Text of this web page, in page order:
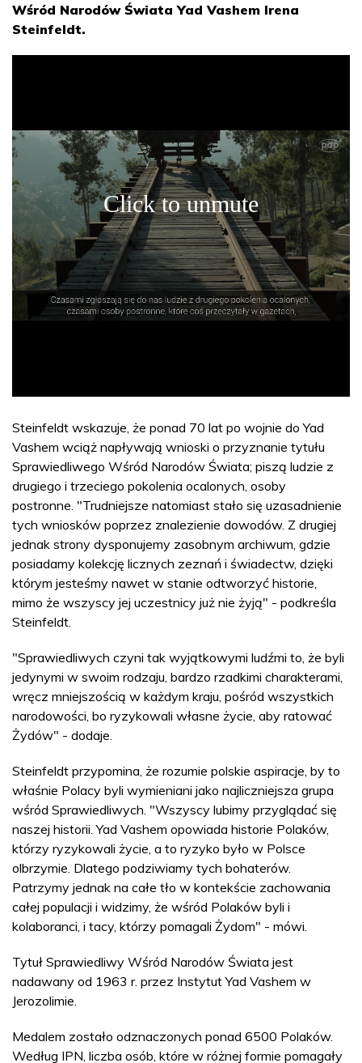
Wśród Narodów Świata Yad Vashem Irena
Steinfeldt.
Steinfeldt wskazuje, że ponad 70 lat po wojnie do Yad
Vashem wciąż napływają wnioski o przyznanie tytułu
Sprawiedliwego Wśród Narodów Świata; piszą ludzie z
drugiego i trzeciego pokolenia ocalonych, osoby
postronne. "Trudniejsze natomiast stało się uzasadnienie
tych wniosków poprzez znalezienie dowodów. Z drugiej
jednak strony dysponujemy zasobnym archiwum, gdzie
posiadamy kolekcję licznych zeznań i świadectw, dzięki
którym jesteśmy nawet w stanie odtworzyć historie,
mimo że wszyscy jej uczestnicy już nie żyją" - podkreśla
Steinfeldt.
"Sprawiedliwych czyni tak wyjątkowymi ludźmi to, że byli
jedynymi w swoim rodzaju, bardzo rzadkimi charakterami,
wręcz mniejszością w każdym kraju, pośród wszystkich
narodowości, bo ryzykowali własne życie, aby ratować
Żydów" - dodaje.
Steinfeldt przypomina, że rozumie polskie aspiracje, by to
właśnie Polacy byli wymieniani jako najliczniejsza grupa
wśród Sprawiedliwych. "Wszyscy lubimy przyglądać się
naszej historii. Yad Vashem opowiada historie Polaków,
którzy ryzykowali życie, a to ryzyko było w Polsce
olbrzymie. Dlatego podziwiamy tych bohaterów.
Patrzymy jednak na całe tło w kontekście zachowania
całej populacji i widzimy, że wśród Polaków byli i
kolaboranci, i tacy, którzy pomagali Żydom" - mówi.
Tytuł Sprawiedliwy Wśród Narodów Świata jest
nadawany od 1963 r. przez Instytut Yad Vashem w
Jerozolimie.
Medalem zostało odznaczonych ponad 6500 Polaków.
Według IPN, liczba osób, które w różnej formie pomagały